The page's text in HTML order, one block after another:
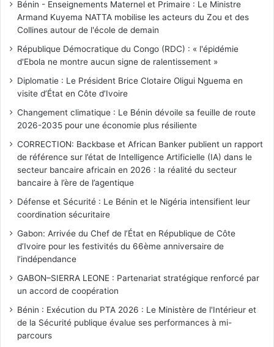
Bénin - Enseignements Maternel et Primaire : Le Ministre
Armand Kuyema NATTA mobilise les acteurs du Zou et des
Collines autour de l'école de demain
République Démocratique du Congo (RDC) : « l'épidémie
d'Ebola ne montre aucun signe de ralentissement »
Diplomatie : Le Président Brice Clotaire Oligui Nguema en
visite d’État en Côte d’Ivoire
Changement climatique : Le Bénin dévoile sa feuille de route
2026-2035 pour une économie plus résiliente
CORRECTION: Backbase et African Banker publient un rapport
de référence sur l’état de Intelligence Artificielle (IA) dans le
secteur bancaire africain en 2026 : la réalité du secteur
bancaire à l’ère de l’agentique
Défense et Sécurité : Le Bénin et le Nigéria intensifient leur
coordination sécuritaire
Gabon: Arrivée du Chef de l’État en République de Côte
d’Ivoire pour les festivités du 66ème anniversaire de
l’indépendance
GABON–SIERRA LEONE : Partenariat stratégique renforcé par
un accord de coopération
Bénin : Exécution du PTA 2026 : Le Ministère de l'Intérieur et
de la Sécurité publique évalue ses performances à mi-
parcours